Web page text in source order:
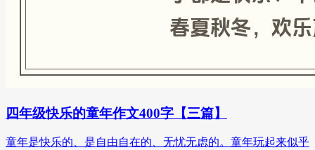
四年级快乐的童年作文400字【三篇】
童年是快乐的、是自由自在的、无忧无虑的。童年玩起来似乎